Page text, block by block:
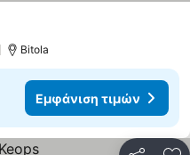
Bitola
Εμφάνιση τιμών